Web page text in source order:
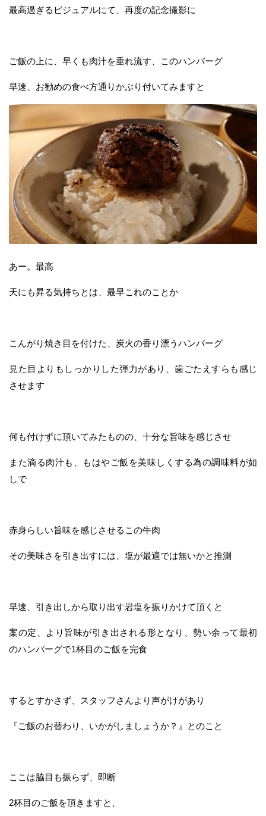
最高過ぎるビジュアルにて、再度の記念撮影に
ご飯の上に、早くも肉汁を垂れ流す、このハンバーグ
早速、お勧めの食べ方通りかぶり付いてみますと
あー。最高
天にも昇る気持ちとは、最早これのことか
こんがり焼き目を付けた、炭火の香り漂うハンバーグ
見た目よりもしっかりした弾力があり、歯ごたえすらも感じ
させます
何も付けずに頂いてみたものの、十分な旨味を感じさせ
また滴る肉汁も、もはやご飯を美味しくする為の調味料が如
しで
赤身らしい旨味を感じさせるこの牛肉
その美味さを引き出すには、塩が最適では無いかと推測
早速、引き出しから取り出す岩塩を振りかけて頂くと
案の定、より旨味が引き出される形となり、勢い余って最初
のハンバーグで1杯目のご飯を完食
するとすかさず、スタッフさんより声がけがあり
『ご飯のお替わり、いかがしましょうか？』とのこと
ここは脇目も振らず、即断
2杯目のご飯を頂きますと、